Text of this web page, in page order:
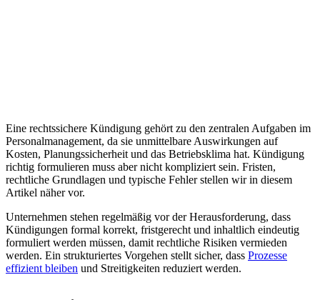
Eine rechtssichere Kündigung gehört zu den zentralen Aufgaben im
Personalmanagement, da sie unmittelbare Auswirkungen auf
Kosten, Planungssicherheit und das Betriebsklima hat. Kündigung
richtig formulieren muss aber nicht kompliziert sein. Fristen,
rechtliche Grundlagen und typische Fehler stellen wir in diesem
Artikel näher vor.
Unternehmen stehen regelmäßig vor der Herausforderung, dass
Kündigungen formal korrekt, fristgerecht und inhaltlich eindeutig
formuliert werden müssen, damit rechtliche Risiken vermieden
werden. Ein strukturiertes Vorgehen stellt sicher, dass Prozesse
effizient bleiben und Streitigkeiten reduziert werden.